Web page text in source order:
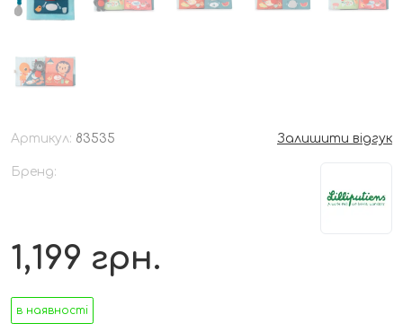
Артикул: 83535 Залишити відгук
Бренд:
1,199 грн.
в наявності